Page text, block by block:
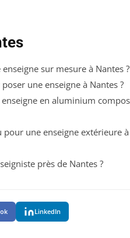
sur mesure à Nantes ?
une enseigne à Nantes ?
en aluminium
une enseigne extérieure à
près de Nantes ?
LinkedIn